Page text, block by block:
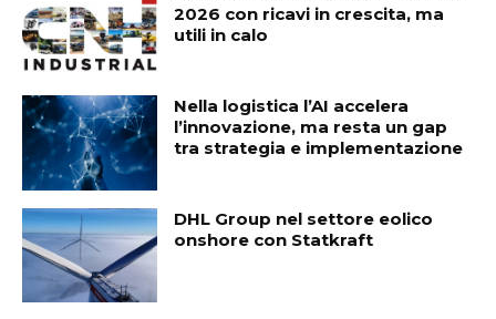
2026 con ricavi in crescita, ma
utili in calo
Nella logistica l’AI accelera
l’innovazione, ma resta un gap
tra strategia e implementazione
DHL Group nel settore eolico
onshore con Statkraft